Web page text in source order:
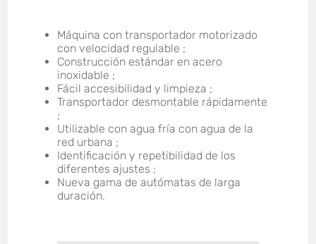
Máquina con transportador motorizado
con velocidad regulable ;
Construcción estándar en acero
inoxidable ;
Fácil accesibilidad y limpieza ;
Transportador desmontable rápidamente
;
Utilizable con agua fría con agua de la
red urbana ;
Identificación y repetibilidad de los
diferentes ajustes ;
Nueva gama de autómatas de larga
duración.